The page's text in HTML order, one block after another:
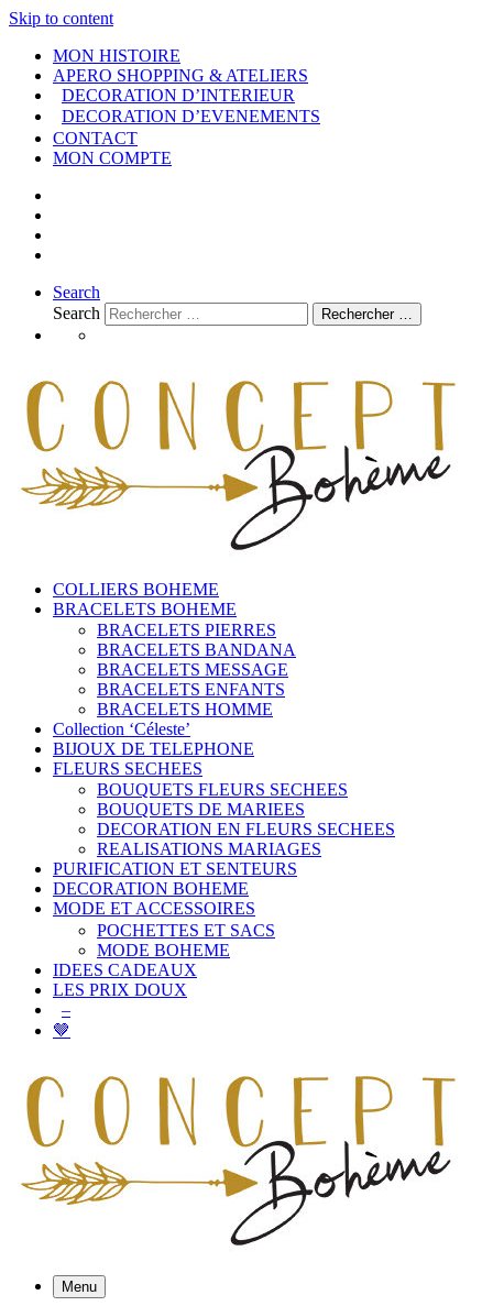
Skip to content
MON HISTOIRE
APERO SHOPPING & ATELIERS
DECORATION D’INTERIEUR
DECORATION D’EVENEMENTS
CONTACT
MON COMPTE
Search
Search
Rechercher …
COLLIERS BOHEME
BRACELETS BOHEME
BRACELETS PIERRES
BRACELETS BANDANA
BRACELETS MESSAGE
BRACELETS ENFANTS
BRACELETS HOMME
Collection ‘Céleste’
BIJOUX DE TELEPHONE
FLEURS SECHEES
BOUQUETS FLEURS SECHEES
BOUQUETS DE MARIEES
DECORATION EN FLEURS SECHEES
REALISATIONS MARIAGES
PURIFICATION ET SENTEURS
DECORATION BOHEME
MODE ET ACCESSOIRES
POCHETTES ET SACS
MODE BOHEME
IDEES CADEAUX
LES PRIX DOUX
–
🤎
Menu